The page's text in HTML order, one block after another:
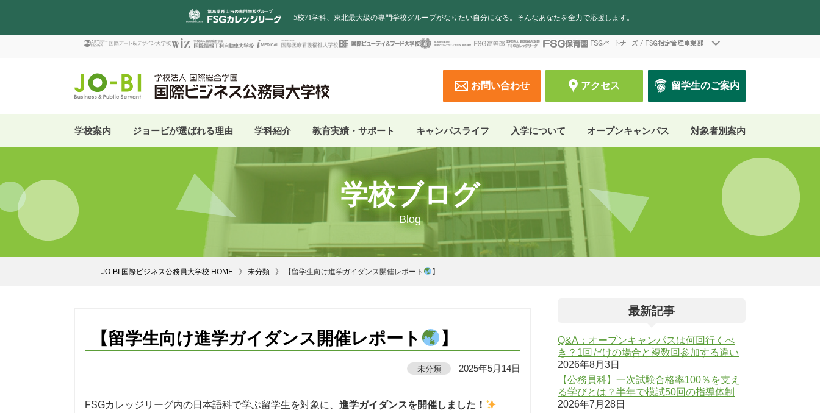
5校71学科、東北最大級の専門学校グループがなりたい自分になる。そんなあなたを全力で応援します。
お問い合わせ アクセス 留学生のご案内
学校案内 ジョービが選ばれる理由 学科紹介 教育実績・サポート キャンパスライフ 入学について オープンキャンパス 対象者別案内
学校ブログ
Blog
JO-BI 国際ビジネス公務員大学校 HOME 未分類 【留学生向け進学ガイダンス開催レポート 】
【留学生向け進学ガイダンス開催レポート 】
未分類 2025年5月14日
FSGカレッジリーグ内の日本語科で学ぶ留学生を対象に、 進学ガイダンスを開催しました！
最新記事
Q&A：オープンキャンパスは何回行くべ
き？1回だけの場合と複数回参加する違い
2026年8月3日
【公務員科】一次試験合格率100％を支え
る学びとは？半年で模試50回の指導体制
2026年7月28日